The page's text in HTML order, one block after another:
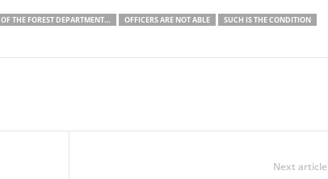
OF THE FOREST DEPARTMENT… OFFICERS ARE NOT ABLE
SUCH IS THE CONDITION
Next article